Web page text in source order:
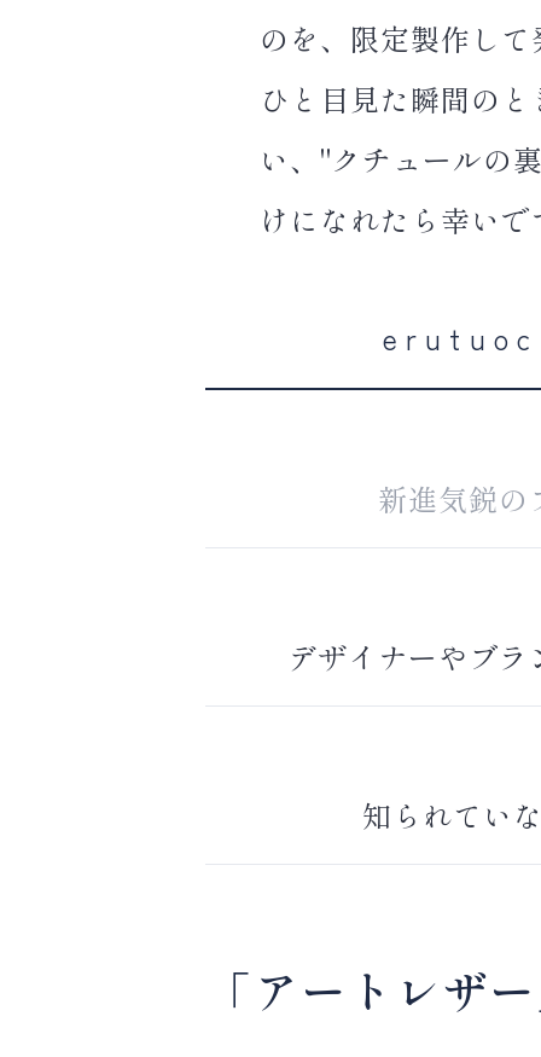
のを、限定製作し
ひと目見た瞬間の
い、"クチュールの
けになれたら幸いで
erutuoc
新進気鋭の
デザイナーやブラ
知られてい
「アートレザ